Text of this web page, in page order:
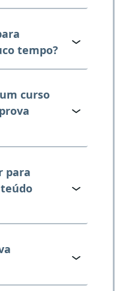
tempo?
curso
para